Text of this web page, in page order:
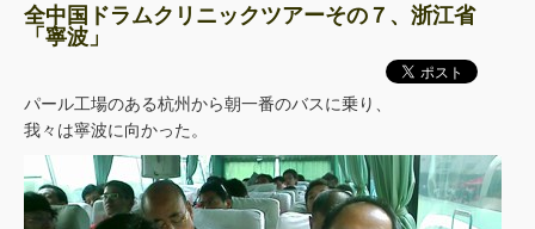
全中国ドラムクリニックツアーその７、浙江省
「寧波」
パール工場のある杭州から朝一番のバスに乗り、
我々は寧波に向かった。